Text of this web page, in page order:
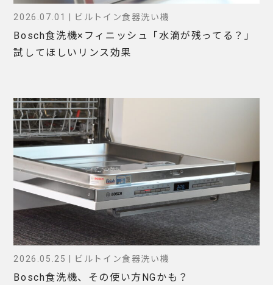
2026.07.01 | ビルトイン食器洗い機
Bosch食洗機×フィニッシュ「水滴が残ってる？」
試してほしいリンス効果
2026.05.25 | ビルトイン食器洗い機
Bosch食洗機、その使い方NGかも？